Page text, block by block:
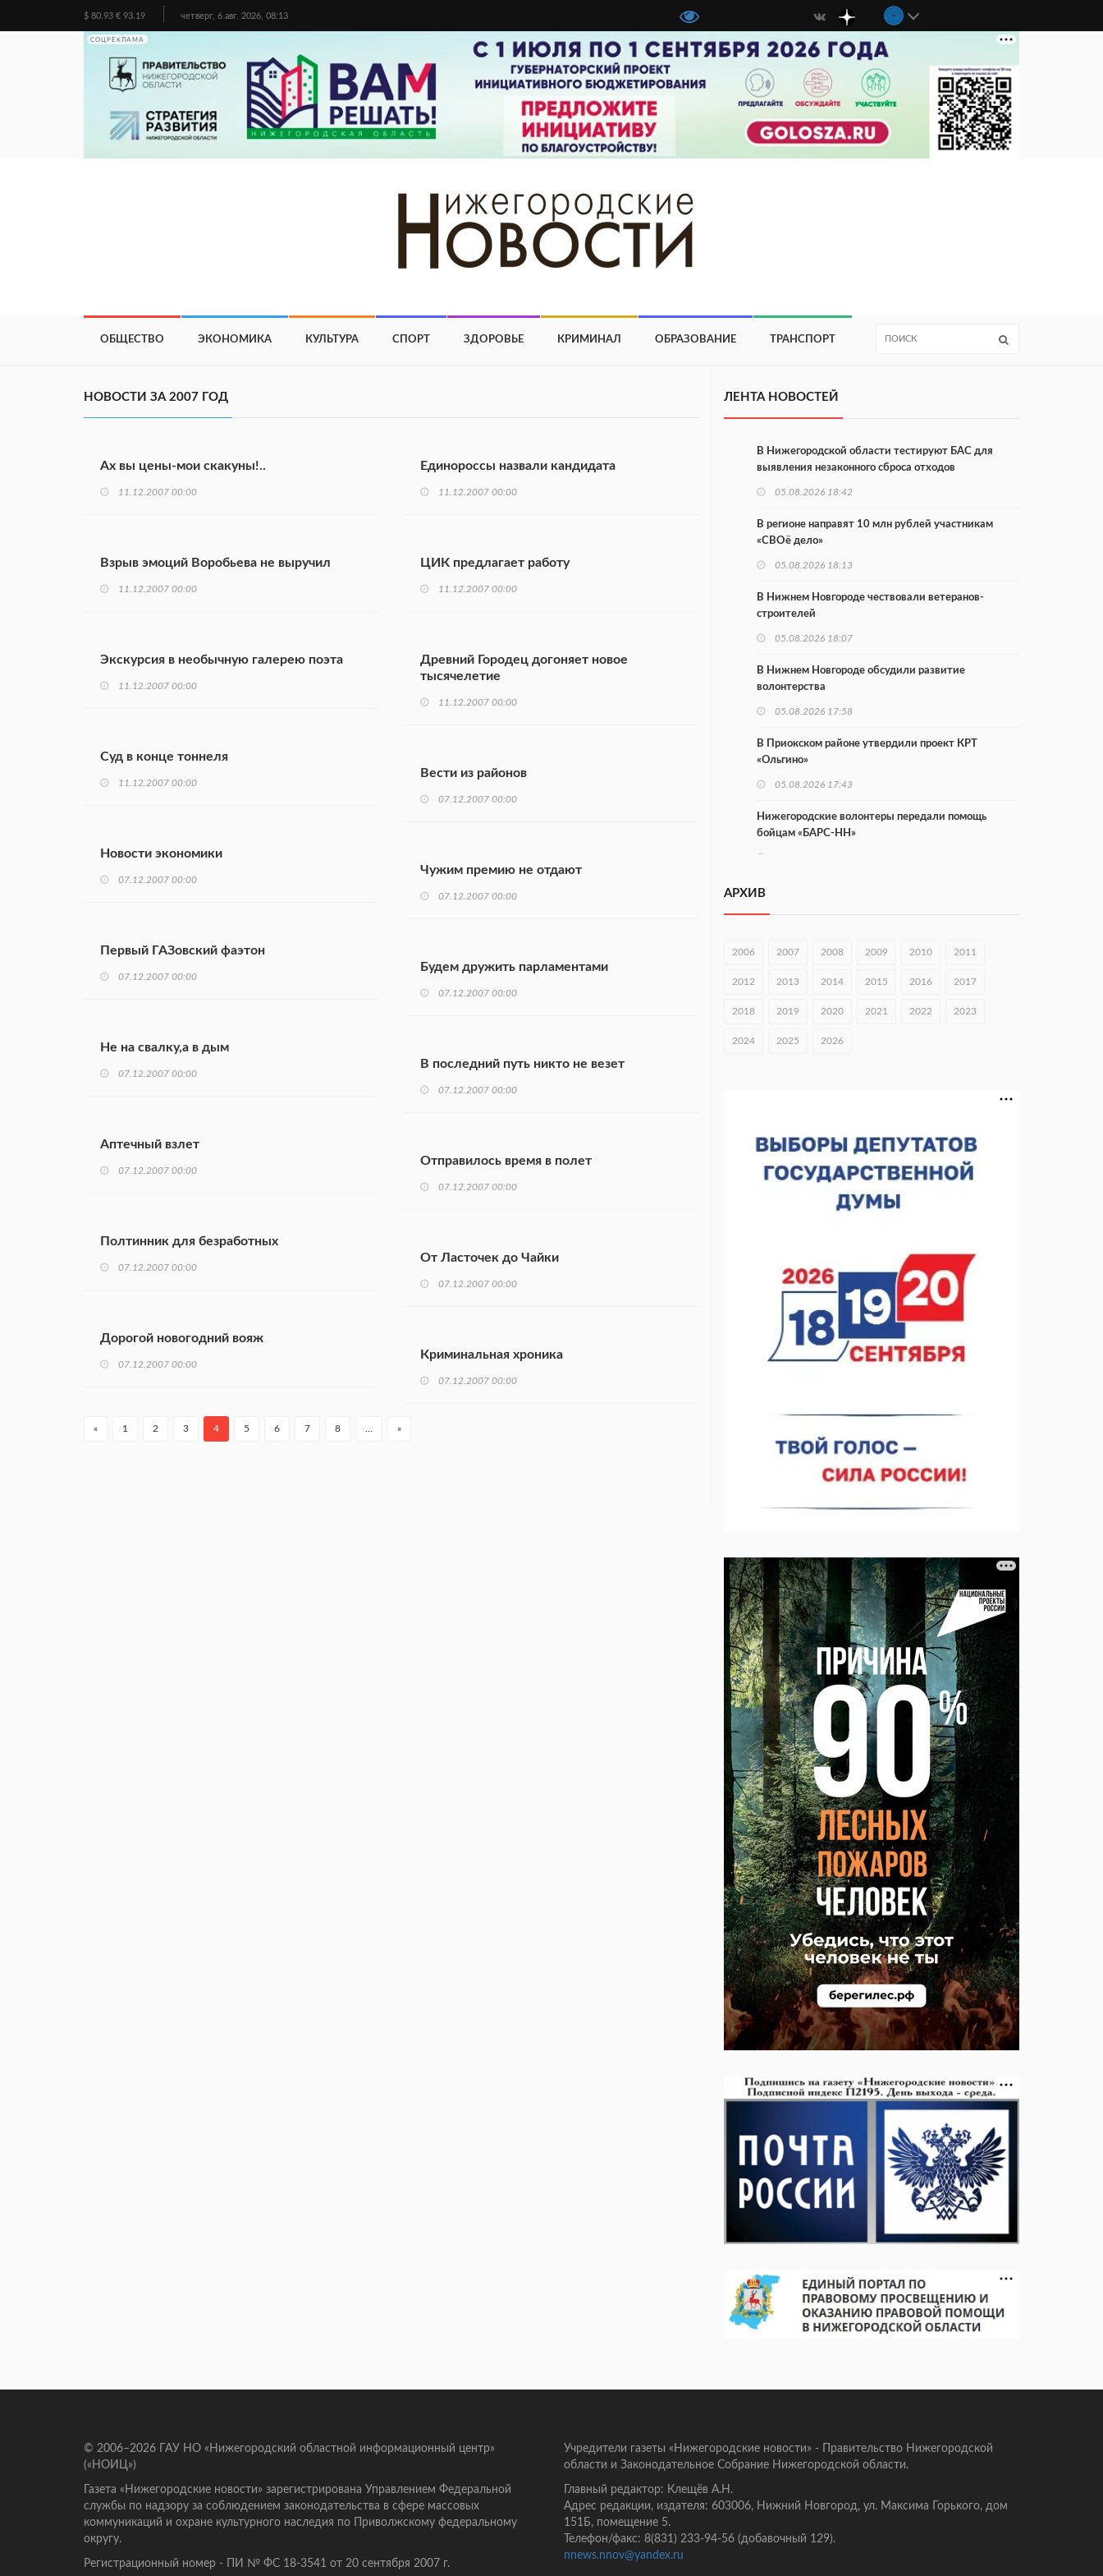
$ 80.93 € 93.19 четверг, 6 авг. 2026, 08:13
СОЦРЕКЛАМА
ОБЩЕСТВО ЭКОНОМИКА КУЛЬТУРА СПОРТ ЗДОРОВЬЕ КРИМИНАЛ ОБРАЗОВАНИЕ ТРАНСПОРТ
НОВОСТИ ЗА 2007 ГОД
Ах вы цены-мои скакуны!..
11.12.2007 00:00
Единороссы назвали кандидата
11.12.2007 00:00
Взрыв эмоций Воробьева не выручил
11.12.2007 00:00
ЦИК предлагает работу
11.12.2007 00:00
Экскурсия в необычную галерею поэта
11.12.2007 00:00
Древний Городец догоняет новое
тысячелетие
11.12.2007 00:00
Суд в конце тоннеля
11.12.2007 00:00
Вести из районов
07.12.2007 00:00
Новости экономики
07.12.2007 00:00
Чужим премию не отдают
07.12.2007 00:00
Первый ГАЗовский фаэтон
07.12.2007 00:00
Будем дружить парламентами
07.12.2007 00:00
Не на свалку,а в дым
07.12.2007 00:00
В последний путь никто не везет
07.12.2007 00:00
Аптечный взлет
07.12.2007 00:00
Отправилось время в полет
07.12.2007 00:00
Полтинник для безработных
07.12.2007 00:00
От Ласточек до Чайки
07.12.2007 00:00
Дорогой новогодний вояж
07.12.2007 00:00
Криминальная хроника
07.12.2007 00:00
« 1 2 3 4 5 6 7 8 … »
ЛЕНТА НОВОСТЕЙ
В Нижегородской области тестируют БАС для
выявления незаконного сброса отходов
05.08.2026 18:42
В регионе направят 10 млн рублей участникам
«СВОё дело»
05.08.2026 18:13
В Нижнем Новгороде чествовали ветеранов-
строителей
05.08.2026 18:07
В Нижнем Новгороде обсудили развитие
волонтерства
05.08.2026 17:58
В Приокском районе утвердили проект КРТ
«Ольгино»
05.08.2026 17:43
Нижегородские волонтеры передали помощь
бойцам «БАРС-НН»
Центр «Долголетие по-нижегородски» проведет 50
правительстве региона
16 нижегородцев победили в конкурсе «Большая
05.08.2026 15:23
В Нижнем Новгороде подвели итоги отбора на
фестиваль «Музыка балконов»
05.08.2026 14:04
05.08.2026 12:31
В «Заповедных кварталах» отметят 120-летие
усадьбы Гусевых
05.08.2026 11:28
АРХИВ
2006 2007 2008 2009 2010 2011
2012 2013 2014 2015 2016 2017
2018 2019 2020 2021 2022 2023
2024 2025 2026
© 2006–2026 ГАУ НО «Нижегородский областной информационный центр»
(«НОИЦ»)
Газета «Нижегородские новости» зарегистрирована Управлением Федеральной
службы по надзору за соблюдением законодательства в сфере массовых
коммуникаций и охране культурного наследия по Приволжскому федеральному
округу.
Регистрационный номер - ПИ № ФС 18-3541 от 20 сентября 2007 г.
Учредители газеты «Нижегородские новости» - Правительство Нижегородской
области и Законодательное Собрание Нижегородской области.
Главный редактор: Клещёв А.Н.
Адрес редакции, издателя: 603006, Нижний Новгород, ул. Максима Горького, дом
151Б, помещение 5.
Телефон/факс: 8(831) 233-94-56 (добавочный 129).
nnews.nnov@yandex.ru